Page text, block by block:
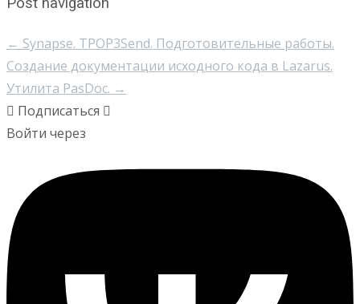
← Synapse. TPOP3Send. Подготовительные работы.
Создание документации исходного кода в Lazarus.
Утилита PasDoc. →
Подписаться
Войти через